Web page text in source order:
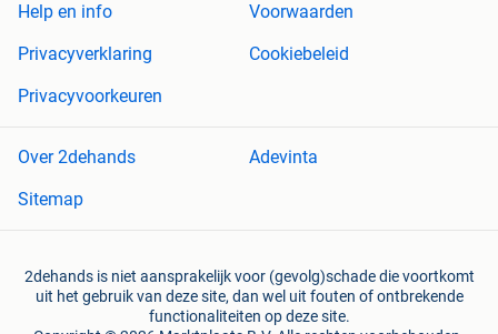
Help en info
Voorwaarden
Privacyverklaring
Cookiebeleid
Privacyvoorkeuren
Over 2dehands
Adevinta
Sitemap
2dehands is niet aansprakelijk voor (gevolg)schade die voortkomt
uit het gebruik van deze site, dan wel uit fouten of ontbrekende
functionaliteiten op deze site.